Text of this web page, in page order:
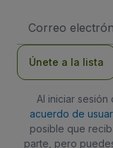
de
Únete a la lista
Al iniciar sesión
acuerdo de
posible que
parte, pero